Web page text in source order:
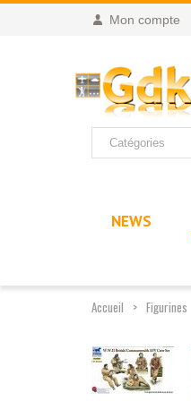
Mon compte
NEWS
Accueil Figurines